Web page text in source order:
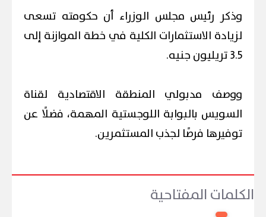
وذكر رئيس مجلس الوزراء أن حكومته تسعى
لزيادة الاستثمارات الكلية في خطة الموازنة إلى
3.5 تريليون جنيه.
ووصف مدبولي المنطقة الاقتصادية لقناة
السويس بالبوابة اللوجستية المهمة، فضلًا عن
توفيرها فرصًا لجذب المستثمرين.
الكلمات المفتاحية